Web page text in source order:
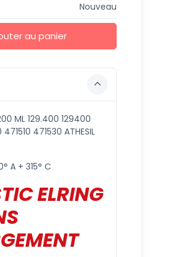
Nouveau
au panier
ML 129.400 129400
471530 ATHESIL
A + 315° C
ELRING